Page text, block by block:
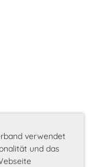
verwendet
und das